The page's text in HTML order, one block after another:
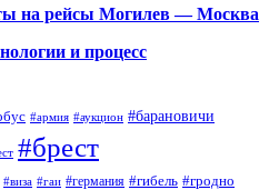
на рейсы Могилев — Москва
и процесс
#армия #аукцион #барановичи
#брест
#виза #гаи #германия #гибель #гродно